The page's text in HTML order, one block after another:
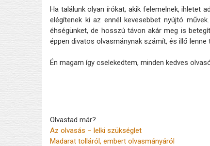
Ha találunk olyan írókat, akik felemelnek, ihletet
elégítenek ki az ennél kevesebbet nyújtó
éhségünket, de hosszú távon akár meg is
éppen divatos olvasmánynak számít, és illő
Én magam így cselekedtem, minden kedves
Olvastad már?
Az olvasás – lelki szükséglet
Madarat tolláról, embert olvasmányáról